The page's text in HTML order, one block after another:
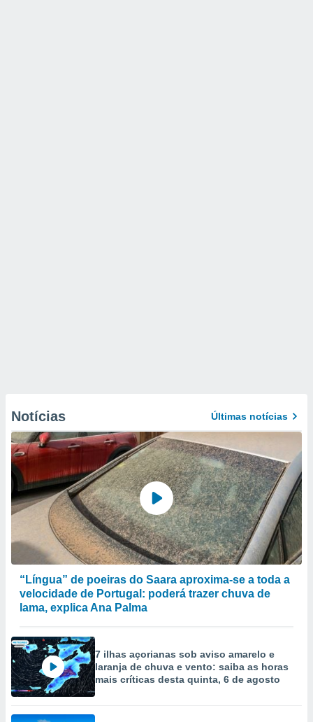
Notícias Últimas notícias
“Língua” de poeiras do Saara aproxima-se a toda a
velocidade de Portugal: poderá trazer chuva de
lama, explica Ana Palma
7 ilhas açorianas sob aviso amarelo e
laranja de chuva e vento: saiba as horas
mais críticas desta quinta, 6 de agosto